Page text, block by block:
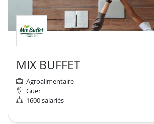
MIX BUFFET
Agroalimentaire
Guer
1600 salariés